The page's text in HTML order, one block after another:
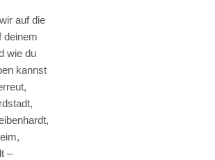
auf die
deinem
wie du
kannst
–